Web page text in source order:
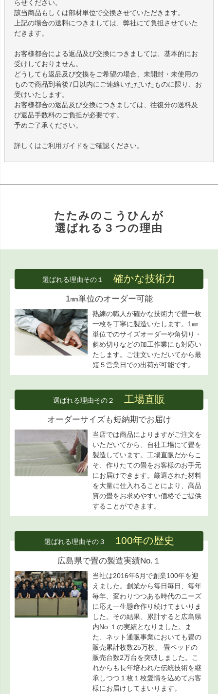
らせください。
該当商品もしくは部材単位で交換させていただきます。
上記の場合の送料につきましては、弊社にて負担させていた
だきます。
お客様都合による返品及び交換につきましては、基本的にお
受けしておりません。
どうしても返品及び交換をご希望の場合、未開封・未使用の
もので商品到着後7日以内にご連絡いただいたものに限り、お
受けいたします。
お客様都合の返品及び交換につきましては、往復分の送料及
び返品手数料のご負担が必要です。
予めご了承ください。
詳しくはご利用ガイドをご確認ください。
たたみのこうひんが
選ばれる３つの理由
選ばれる理由その１ 確かな技術力
1㎜単位のオーダー可能
熟練の職人が確かな技術力で畳一枚
一枚を丁寧に製造いたします。1㎜
単位でのサイズオーダーや角切り・
斜め切りなどの加工作業にも対応い
たします。ご注文いただいてから最
短５営業日での出荷が可能です。
選ばれる理由その２ 工場直販
オーダーサイズも短納期でお届け
当店では商品によりますがご注文を
いただいてから、自社工場にて畳を
製造しています。工場直販だからこ
そ、作りたての畳をお客様のお手元
にお届けできます。厳選された材料
を大量に仕入れることにより、高品
質の畳をお求めやすい価格でご提供
することができます。
選ばれる理由その３ 100年の歴史
広島県で畳の製造実績No.１
当社は2016年6月で創業100年を迎
えました。創業から毎日毎日、毎年
毎年、変わりつつある時代のニーズ
に応え一生懸命作り続けてまいりま
した。その結果、累計すると広島県
内No.１の実績となりました。ま
た、ネット通販事業においても畳の
販売累計枚数25万枚、 畳ベッドの
販売台数2万台を突破しました。こ
れからも長年培われた伝統技術を継
承しつつ１枚１枚愛情を込めてお客
様にお届けしてまいります。